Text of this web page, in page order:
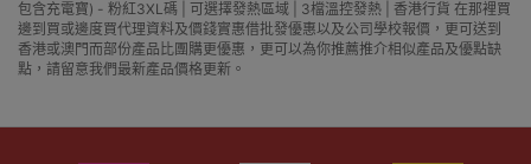
包含充電寶) - 粉紅3XL碼 | 可選擇發熱區域 | 3檔溫控發熱 | 香港行貨 在那裡買
邊到買或邊度買代理資料及價錢實惠借批發優惠以及公司學校報價，更可送到
香港或澳門而部份產品比團購更優惠，更可以為你推薦推介相似產品及優點缺
點，請留意我們最新產品價格更新。